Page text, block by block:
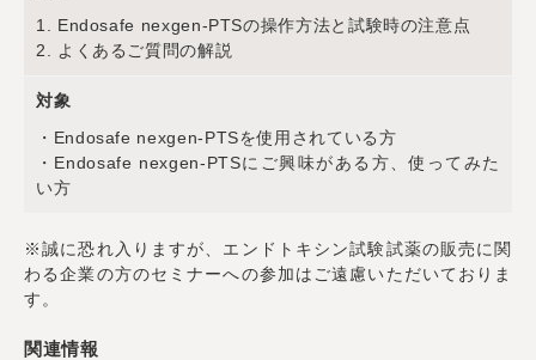
1. Endosafe nexgen-PTSの操作方法と試験時の注意点
2. よくあるご質問の解説
対象
・Endosafe nexgen-PTSを使用されている方
・Endosafe nexgen-PTSにご興味がある方、使ってみた
い方
※誠に恐れ入りますが、エンドトキシン試験試薬の販売に関
わる企業の方のセミナーへの参加はご遠慮いただいておりま
す。
関連情報